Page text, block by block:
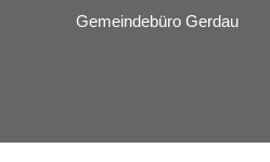
Gemeindebüro Gerdau